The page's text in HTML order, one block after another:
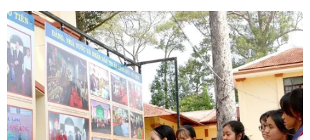
Vì sao đàn ông chạy thua phụ nữ ở các cự
ly siêu marathon?
13/08/2024 07:35
Nghiên cứu phát hiện rằng khi cự ly chạy càng dài, vận
động viên nữ càng thu hẹp khoảng cách tốc độ với vận
động viên nam, và ở những cự ly siêu dài (từ 300km trở